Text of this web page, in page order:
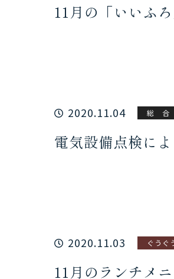
11月の「いいふ
2020.11.04 総 合
電気設備点検に
2020.11.03 ぐうぐ
11月のランチメ